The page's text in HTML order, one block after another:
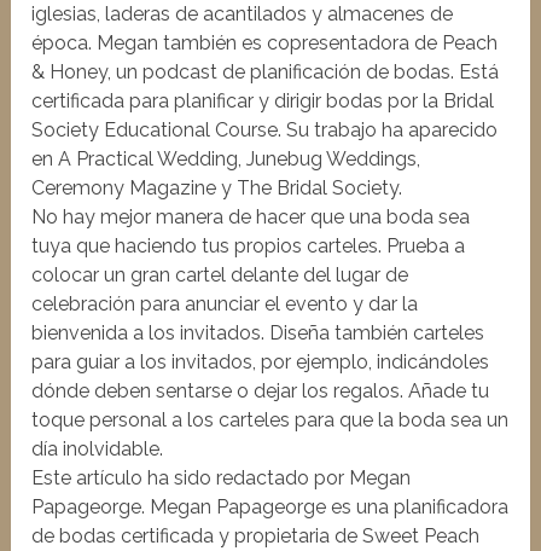
iglesias, laderas de acantilados y almacenes de
época. Megan también es copresentadora de Peach
& Honey, un podcast de planificación de bodas. Está
certificada para planificar y dirigir bodas por la Bridal
Society Educational Course. Su trabajo ha aparecido
en A Practical Wedding, Junebug Weddings,
Ceremony Magazine y The Bridal Society.
No hay mejor manera de hacer que una boda sea
tuya que haciendo tus propios carteles. Prueba a
colocar un gran cartel delante del lugar de
celebración para anunciar el evento y dar la
bienvenida a los invitados. Diseña también carteles
para guiar a los invitados, por ejemplo, indicándoles
dónde deben sentarse o dejar los regalos. Añade tu
toque personal a los carteles para que la boda sea un
día inolvidable.
Este artículo ha sido redactado por Megan
Papageorge. Megan Papageorge es una planificadora
de bodas certificada y propietaria de Sweet Peach